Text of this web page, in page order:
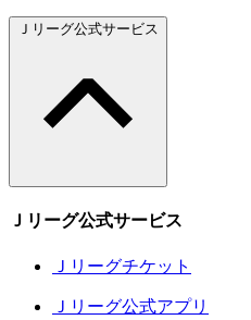
Ｊリーグ公式サービス
Ｊリーグ公式サービス
Ｊリーグチケット
Ｊリーグ公式アプリ